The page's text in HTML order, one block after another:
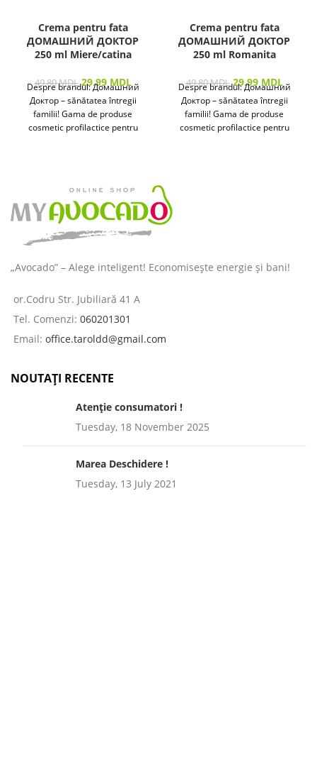
Crema pentru fata
ДОМАШНИЙ ДОКТОР
250 ml Miere/catina
49.80MDL 29.99 MDL
Despre brandul: Домашний
Доктор – sănătatea întregii
familii! Gama de produse
cosmetic profilactice pentru
Crema pentru fata
ДОМАШНИЙ ДОКТОР
250 ml Romanita
49.80MDL 29.99 MDL
Despre brandul: Домашний
Доктор – sănătatea întregii
familii! Gama de produse
cosmetic profilactice pentru
„Avocado” – Alege inteligent! Economisește energie și bani!
or.Codru Str. Jubiliară 41 A
Tel. Comenzi: 060201301
Email: office.taroldd@gmail.com
NOUTAȚI RECENTE
Atenție consumatori !
Tuesday, 18 November 2025
Marea Deschidere !
Tuesday, 13 July 2021